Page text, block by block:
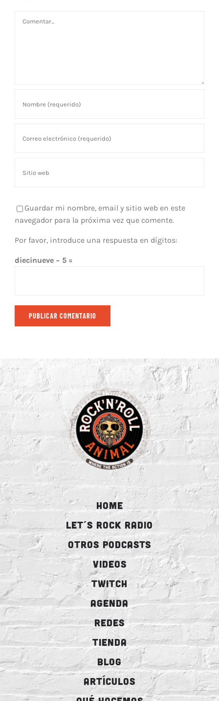
Comentar
Guardar mi nombre, email y sitio web en este
navegador para la próxima vez que comente.
Por favor, introduce una respuesta en dígitos:
diecinueve − 5 =
HOME
LET´S ROCK RADIO
OTROS PODCASTS
VIDEOS
TWITCH
AGENDA
REDES
TIENDA
BLOG
ARTÍCULOS